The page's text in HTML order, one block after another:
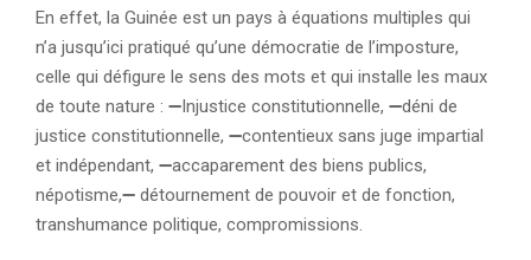
En effet, la Guinée est un pays à équations multiples qui
n’a jusqu’ici pratiqué qu’une démocratie de l’imposture,
celle qui défigure le sens des mots et qui installe les maux
de toute nature : ➖Injustice constitutionnelle, ➖déni de
justice constitutionnelle, ➖contentieux sans juge impartial
et indépendant, ➖accaparement des biens publics,
népotisme,➖ détournement de pouvoir et de fonction,
transhumance politique, compromissions.